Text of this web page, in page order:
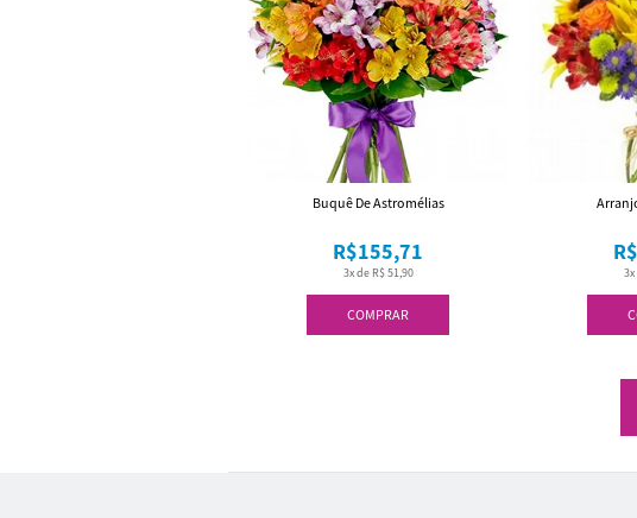
COMPRAR
3x de R$ 51,90
R$155,71
Buquê De Astromélias
3x